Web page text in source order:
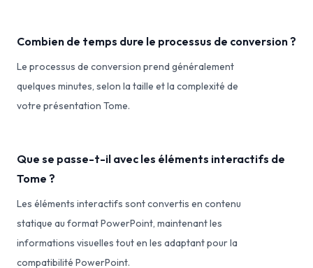
Combien de temps dure le processus de conversion ?
Le processus de conversion prend généralement
quelques minutes, selon la taille et la complexité de
votre présentation Tome.
Que se passe-t-il avec les éléments interactifs de
Tome ?
Les éléments interactifs sont convertis en contenu
statique au format PowerPoint, maintenant les
informations visuelles tout en les adaptant pour la
compatibilité PowerPoint.